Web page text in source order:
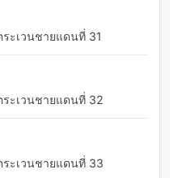
ะเวนชายแดนที่ 31
ะเวนชายแดนที่ 32
ะเวนชายแดนที่ 33